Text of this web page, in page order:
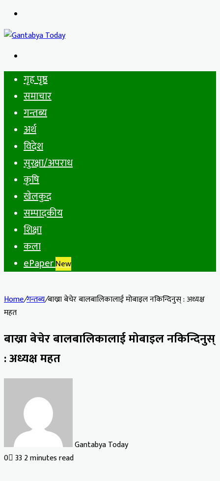
for
गृह पृष्ठ
समाचार
गन्तब्य
अर्थ
विदेश
सुरक्षा/अपराध
कृषि
खेलकुद
सम्पादकीय
शिक्षा
कला
ePaperNew
Home/गन्तब्य/बाख्रा बेचेर बालबालिकालाई मोबाइल नकिन्दिनुस् : अध्यक्ष
महत
बाख्रा बेचेर बालबालिकालाई मोबाइल नकिन्दिनुस्
: अध्यक्ष महत
Gantabya Today
0 33 2 minutes read